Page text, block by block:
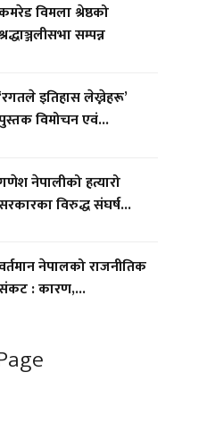
विमला श्रेष्ठको
सम्पन्न
‘रगतले इतिहास लेख्नेहरू’
विमोचन एवं...
नेपालीको हत्यारो
विरुद्ध संघर्ष...
नेपालको राजनीतिक
: कारण,...